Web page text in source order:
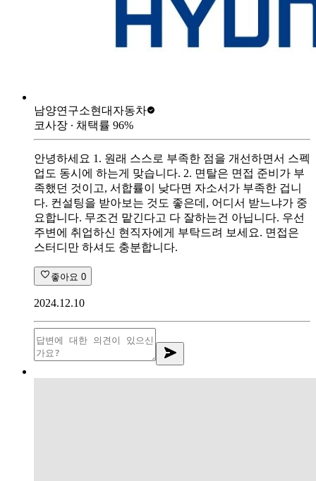
남양연구소현대자동차
코사장 ∙ 채택률 96%
안녕하세요 1. 원래 스스로 부족한 점을 개선하면서 스펙
업도 동시에 하는게 맞습니다. 2. 면탈은 면접 준비가 부
족했던 것이고, 서합률이 낮다면 자소서가 부족한 겁니
다. 컨설팅을 받아보는 것도 좋은데, 어디서 받느냐가 중
요합니다. 무조건 맡긴다고 다 잘하는건 아닙니다. 우선
주변에 취업하신 현직자에게 부탁드려 보세요. 면접은
스터디만 하셔도 충분합니다.
좋아요 0
2024.12.10